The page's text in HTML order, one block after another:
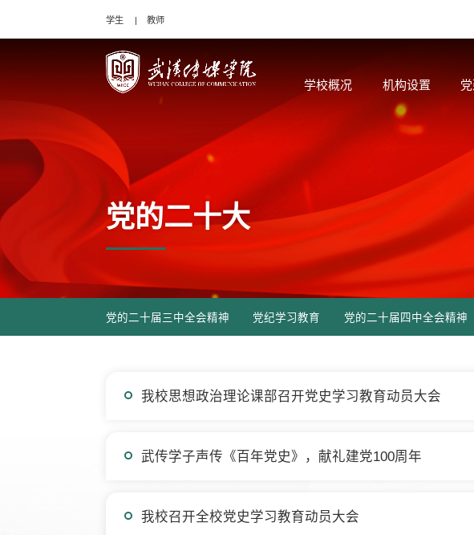
学生 教师
学校概况 机构设置
党的二十大
党的二十届三中全会精神 党纪学习教育 党的二十届四中全会精神
我校思想政治理论课部召开党史学习教育动员大会
武传学子声传《百年党史》，献礼建党100周年
我校召开全校党史学习教育动员大会